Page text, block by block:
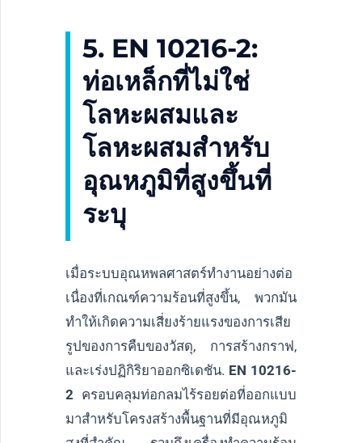
5. EN 10216-2:
ท่อเหล็กที่ไม่ใช่
โลหะผสมและ
โลหะผสมสำหรับ
อุณหภูมิที่สูงขึ้นที่
ระบุ
เมื่อระบบอุณหพลศาสตร์ทำงานอย่างต่อ
เนื่องที่เกณฑ์ความร้อนที่สูงขึ้น, พวกมัน
ทำให้เกิดความเสี่ยงร้ายแรงของการเสีย
รูปของการคืบของวัสดุ, การสร้างกราฟ,
และเร่งปฏิกิริยาออกซิเดชัน. EN 10216-
2 ครอบคลุมท่อกลมไร้รอยต่อที่ออกแบบ
มาสำหรับโครงสร้างพื้นฐานที่มีอุณหภูมิ